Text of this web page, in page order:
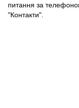
питання за
"Контакти".